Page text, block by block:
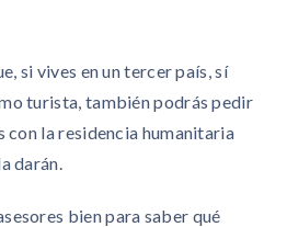
si vives en un tercer país, sí
turista, también podrás pedir
con la residencia humanitaria
darán.
bien para saber qué